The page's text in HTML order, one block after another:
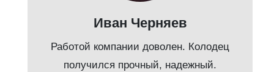
Иван Черняев
Работой компании доволен. Колодец
получился прочный, надежный.